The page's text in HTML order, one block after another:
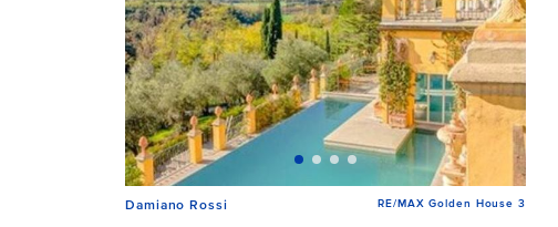
Damiano Rossi RE/MAX Golden House 3